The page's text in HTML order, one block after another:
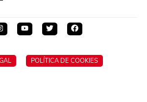
POLÍTICA DE COOKIES